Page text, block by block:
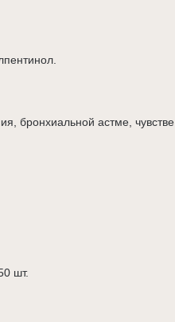
бронхиальной астме, чувстве
шт.